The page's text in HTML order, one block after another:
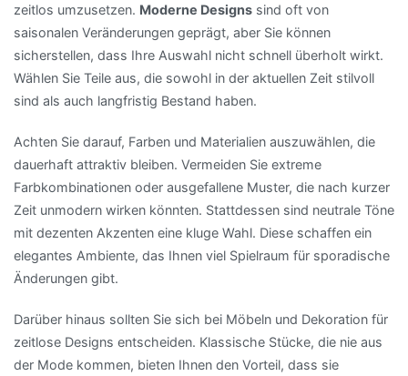
zeitlos umzusetzen. Moderne Designs sind oft von
saisonalen Veränderungen geprägt, aber Sie können
sicherstellen, dass Ihre Auswahl nicht schnell überholt wirkt.
Wählen Sie Teile aus, die sowohl in der aktuellen Zeit stilvoll
sind als auch langfristig Bestand haben.
Achten Sie darauf, Farben und Materialien auszuwählen, die
dauerhaft attraktiv bleiben. Vermeiden Sie extreme
Farbkombinationen oder ausgefallene Muster, die nach kurzer
Zeit unmodern wirken könnten. Stattdessen sind neutrale Töne
mit dezenten Akzenten eine kluge Wahl. Diese schaffen ein
elegantes Ambiente, das Ihnen viel Spielraum für sporadische
Änderungen gibt.
Darüber hinaus sollten Sie sich bei Möbeln und Dekoration für
zeitlose Designs entscheiden. Klassische Stücke, die nie aus
der Mode kommen, bieten Ihnen den Vorteil, dass sie